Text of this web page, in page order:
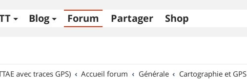
Blog Forum Partager Shop
avec traces GPS)
Accueil forum Générale Cartographie et GPS